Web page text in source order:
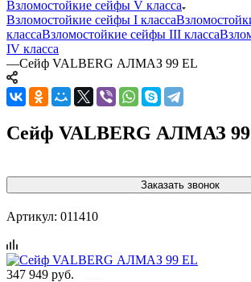
Взломостойкие сейфы V класса
Взломостойкие сейфы I класса
классаВзломостойкие сейфы III класса
IV класса
—Сейф VALBERG АЛМАЗ 99 EL
Сейф VALBERG АЛМАЗ
Заказать звонок
Артикул: 011410
347 949 руб.